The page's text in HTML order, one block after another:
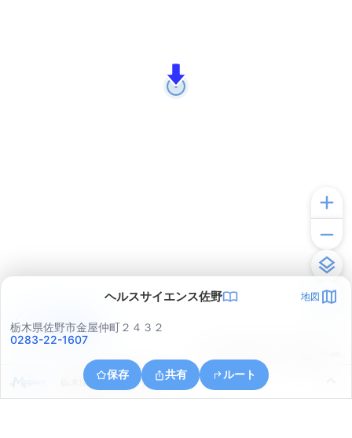
ヘルスサイエンス佐野 地図
栃木県佐野市金屋仲町２４３２
0283-22-1607
保存 共有 ルート
栃木県佐野市伊保内町
アプリで見る